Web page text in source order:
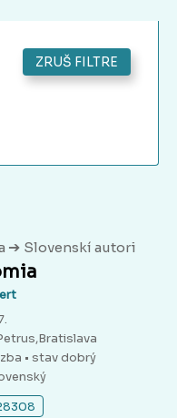
ZRUŠ FILTRE
➔ Slovenskí autori
• stav dobrý